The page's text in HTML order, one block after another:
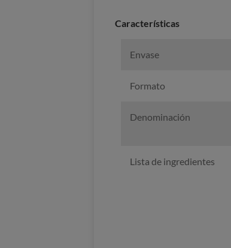
Características
Envase
Formato
Denominación
Lista de ingredientes